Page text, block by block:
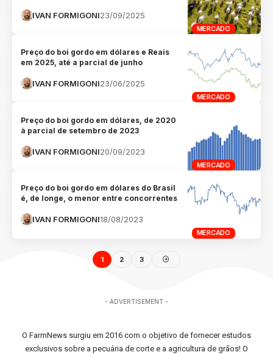
MERCADO
IVAN FORMIGONI23/09/2025
MERCADO
Preço do boi gordo em dólares e Reais
em 2025, até a parcial de junho
IVAN FORMIGONI23/06/2025
MERCADO
Preço do boi gordo em dólares, de 2020
à parcial de setembro de 2023
IVAN FORMIGONI20/09/2023
MERCADO
Preço do boi gordo em dólares do Brasil
é, de longe, o menor entre concorrentes
IVAN FORMIGONI18/08/2023
1 2 3
- ADVERTISEMENT -
O FarmNews surgiu em 2016 com o objetivo de fornecer estudos
exclusivos sobre a pecuária de corte e a agricultura de grãos! O